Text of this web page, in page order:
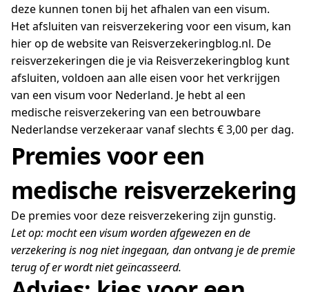
deze kunnen tonen bij het afhalen van een visum.
Het afsluiten van reisverzekering voor een visum, kan
hier op de website van Reisverzekeringblog.nl. De
reisverzekeringen die je via Reisverzekeringblog kunt
afsluiten, voldoen aan alle eisen voor het verkrijgen
van een visum voor Nederland. Je hebt al een
medische reisverzekering van een betrouwbare
Nederlandse verzekeraar vanaf slechts € 3,00 per dag.
Premies voor een
medische reisverzekering
De premies voor deze reisverzekering zijn gunstig.
Let op: mocht een visum worden afgewezen en de
verzekering is nog niet ingegaan, dan ontvang je de premie
terug of er wordt niet geïncasseerd.